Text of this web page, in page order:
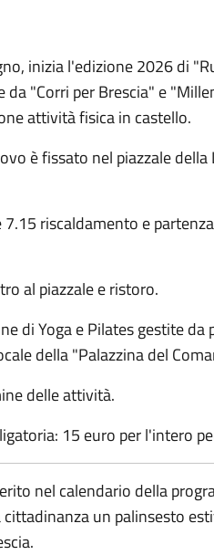
inizia l'edizione 2026 di
da "Corri per Brescia" e
attività fisica in castello.
è fissato nel piazzale
7.15 riscaldamento e
al piazzale e ristoro.
di Yoga e Pilates gestite
della "Palazzina del
delle attività.
15 euro per l'intero
nel calendario della
un palinsesto